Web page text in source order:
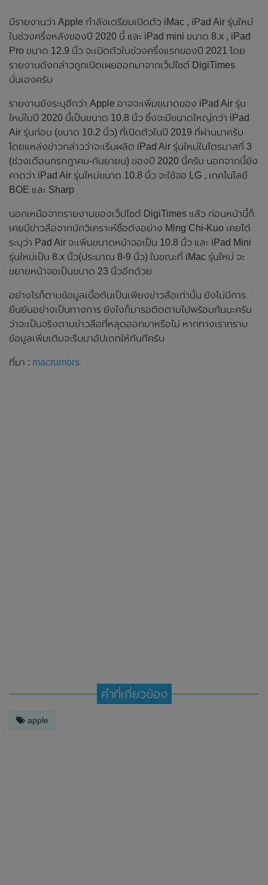
มีรายงานว่า Apple กำลังเตรียมเปิดตัว iMac , iPad Air รุ่นใหม่
ในช่วงครึ่งหลังของปี 2020 นี้ และ iPad mini ขนาด 8.x , iPad
Pro ขนาด 12.9 นิ้ว จะเปิดตัวในช่วงครึ่งแรกของปี 2021 โดย
รายงานดังกล่าวถูกเปิดเผยออกมาจากเว็ปไซต์ DigiTimes
นั่นเองครับ
รายงานยังระบุอีกว่า Apple อาจจะเพิ่มขนาดของ iPad Air รุ่น
ใหม่ในปี 2020 นี้เป็นขนาด 10.8 นิ้ว ซึ่งจะมีขนาดใหญ่กว่า iPad
Air รุ่นก่อน (ขนาด 10.2 นิ้ว) ที่เปิดตัวในปี 2019 ที่ผ่านมาครับ
โดยแหล่งข่าวกล่าวว่าจะเริ่มผลิต iPad Air รุ่นใหม่ในไตรมาสที่ 3
(ช่วงเดือนกรกฎาคม-กันยายน) ของปี 2020 นี้ครับ นอกจากนี้ยัง
คาดว่า iPad Air รุ่นใหม่ขนาด 10.8 นิ้ว จะใช้จอ LG , เทคโนโลยี
BOE และ Sharp
นอกเหนือจากรายงานของเว็ปไซต์ DigiTimes แล้ว ก่อนหน้านี้ก็
เคยมีข่าวลือจากนักวิเคราะห์ชื่อดังอย่าง Ming Chi-Kuo เคยได้
ระบุว่า Pad Air จะเพิ่มขนาดหน้าจอเป็น 10.8 นิ้ว และ iPad Mini
รุ่นใหม่เป็น 8.x นิ้ว(ประมาณ 8-9 นิ้ว) ในขณะที่ iMac รุ่นใหม่ จะ
ขยายหน้าจอเป็นขนาด 23 นิ้วอีกด้วย
อย่างไรก็ตามข้อมูลเบื้อต้นเป็นเพียงข่าวลือเท่านั้น ยังไม่มีการ
ยืนยันอย่างเป็นทางการ ยังไงก็มารอติดตามไปพร้อมกันนะครับ
ว่าจะเป็นจริงตามข่าวลือที่หลุดออกมาหรือไม่ หากทางเราทราบ
ข้อมูลเพิ่มเติมจะรีบมาอัปเดทให้ทันทีครับ
ที่มา : macrumors
คำที่เกี่ยวข้อง
apple